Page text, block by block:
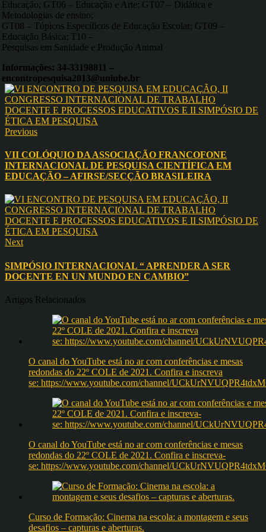
Educação; GT06 – Educação e Arte; GT07 – Didática e
Metodologias de ensino;
GT08 – Tópicos Específicos de Educação Escolar; GT09 –
Educação Básica; T10 –
Pesquisas em Sanidade e Produção Animal
Informações: 34-33198811 –
encontropesquisa2013@uniube.br
Previous
VII COLÓQUIO DA ASSOCIAÇÃO FRANCOFONE
INTERNACIONAL DE PESQUISA CIENTÍFICA EM
EDUCAÇÃO – AFIRSE/SECÇÃO BRASILEIRA
Next
SIMPÓSIO INTERNACIONAL “ APRENDER A SER
DOCENTE EN UN MUNDO EN CAMBIO”
Artigos Relacionados
O canal do YouTube está no ar com conferências e mesas
redondas do 22º COLE de 2021. Confira e inscreva
se: https://www.youtube.com/channel/
O canal do YouTube está no ar com conferências e mesas
redondas do 22º COLE de 2021. Confira e inscreva-
se: https://www.youtube.com/channel/
Curso de Formação: Cinema na escola: a montagem e seus
desafios – capturas e aberturas.